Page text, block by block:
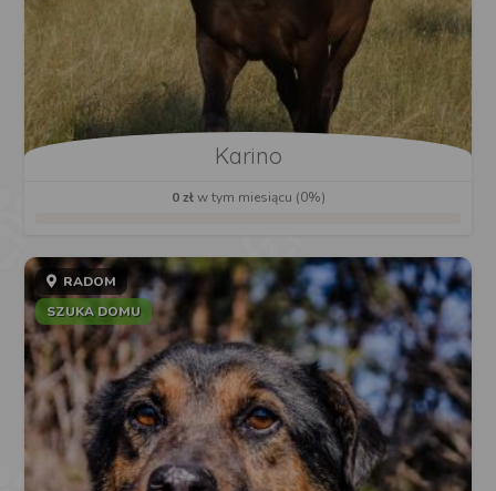
Karino
0 złw tym miesiącu (0%)
RADOM
SZUKA DOMU